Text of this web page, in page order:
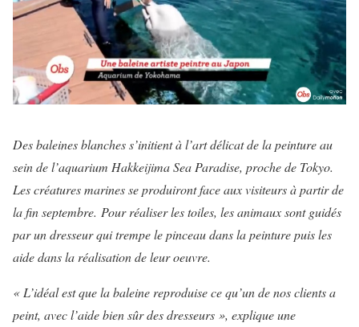
Des baleines blanches s’initient à l’art délicat de la peinture au
sein de l’aquarium Hakkeijima Sea Paradise, proche de Tokyo.
Les créatures marines se produiront face aux visiteurs à partir de
la fin septembre. Pour réaliser les toiles, les animaux sont guidés
par un dresseur qui trempe le pinceau dans la peinture puis les
aide dans la réalisation de leur oeuvre.
« L’idéal est que la baleine reproduise ce qu’un de nos clients a
peint, avec l’aide bien sûr des dresseurs », explique une